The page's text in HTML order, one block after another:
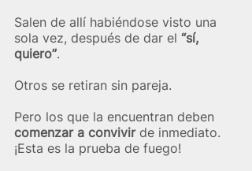
Salen de allí habiéndose visto una
sola vez, después de dar el “sí,
quiero”.
Otros se retiran sin pareja.
Pero los que la encuentran deben
comenzar a convivir de inmediato.
¡Esta es la prueba de fuego!